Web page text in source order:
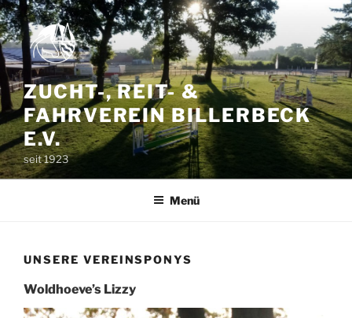
Zum
Inhalt
springen
ZUCHT-, REIT- &
FAHRVEREIN BILLERBECK
E.V.
seit 1923
Menü
UNSERE VEREINSPONYS
Woldhoeve’s Lizzy